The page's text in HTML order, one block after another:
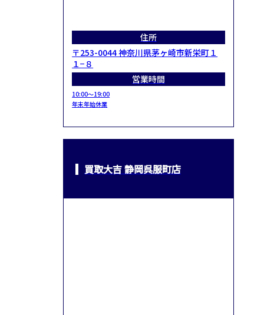
住所
〒253-0044 神奈川県茅ヶ崎市新栄町１
１−８
営業時間
10:00～19:00
年末年始休業
買取大吉 静岡呉服町店